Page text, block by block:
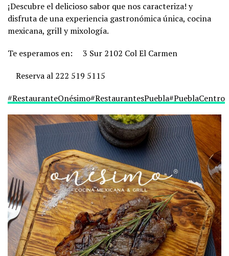
¡Descubre el delicioso sabor que nos caracteriza! y
disfruta de una experiencia gastronómica única, cocina
mexicana, grill y mixología.
Te esperamos en:
3 Sur 2102 Col El Carmen
Reserva al 222 519 5115⁩
#RestauranteOnésimo#RestaurantesPuebla#PueblaCentro